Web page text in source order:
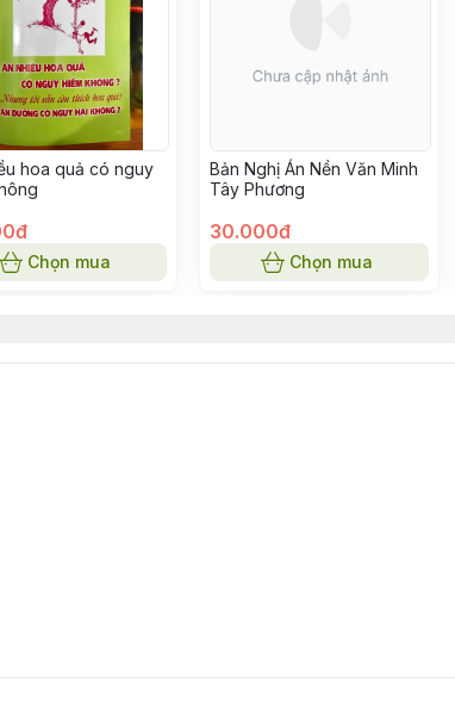
hoa quả có nguy
Chọn mua
Bản Nghị Án Nền Văn Minh
Tây Phương
30.000đ
Chọn mua